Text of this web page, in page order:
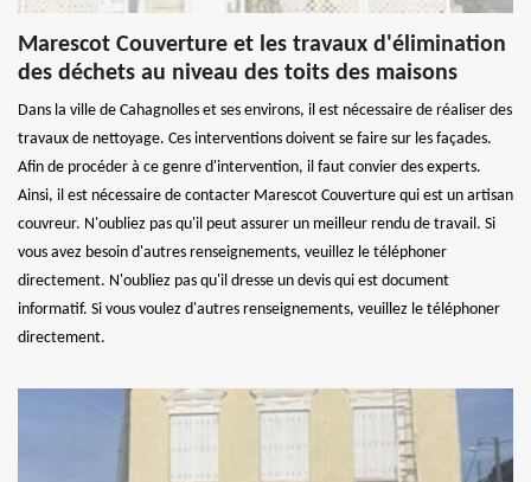
Marescot Couverture et les travaux d'élimination
des déchets au niveau des toits des maisons
Dans la ville de Cahagnolles et ses environs, il est nécessaire de réaliser des
travaux de nettoyage. Ces interventions doivent se faire sur les façades.
Afin de procéder à ce genre d'intervention, il faut convier des experts.
Ainsi, il est nécessaire de contacter Marescot Couverture qui est un artisan
couvreur. N'oubliez pas qu'il peut assurer un meilleur rendu de travail. Si
vous avez besoin d'autres renseignements, veuillez le téléphoner
directement. N'oubliez pas qu'il dresse un devis qui est document
informatif. Si vous voulez d'autres renseignements, veuillez le téléphoner
directement.